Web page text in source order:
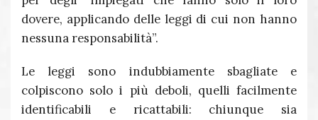
dovere, applicando delle leggi di cui non hanno
nessuna responsabilità”.
Le leggi sono indubbiamente sbagliate e
colpiscono solo i più deboli, quelli facilmente
identificabili e ricattabili: chiunque sia